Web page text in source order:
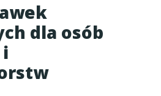
dla osób